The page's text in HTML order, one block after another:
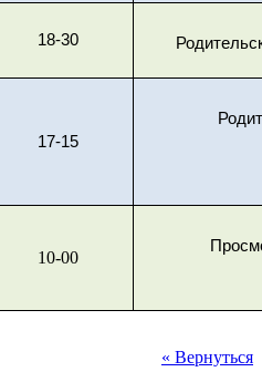
18-30
17-15
10-00
« Вернуться